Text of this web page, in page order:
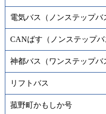
電気バス（ノンステップバ
CANばす（ノンステップバ
神都バス（ワンステップバ
リフトバス
菰野町かもしか号